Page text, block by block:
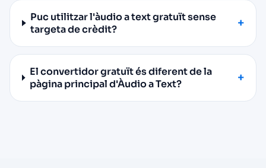
Puc utilitzar l'àudio a text gratuït sense
targeta de crèdit?
El convertidor gratuït és diferent de la
pàgina principal d'Àudio a Text?